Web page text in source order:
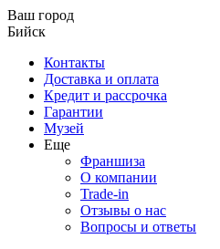
Ваш город
Бийск
Контакты
Доставка и оплата
Кредит и рассрочка
Гарантии
Музей
Еще
Франшиза
О компании
Trade-in
Отзывы о нас
Вопросы и ответы